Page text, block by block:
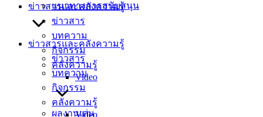
แนวทางการสนับสนุน
ข่าวสารและคลังความรู้
ข่าวสาร
บทความ
กิจกรรม
คลังความรู้
Video
ข่าวสารและคลังความรู้
ข่าวสาร
บทความ
กิจกรรม
คลังความรู้
Video
ผลงานเด่น